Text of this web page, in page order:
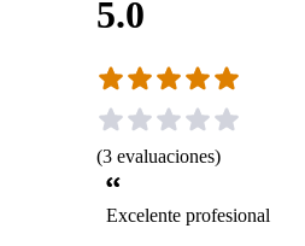
5.0
(3 evaluaciones)
Excelente profesional